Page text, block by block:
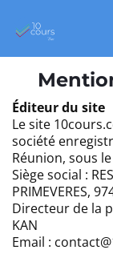
Éditeur du site
Le site
société
Réunion, sous
Siège social :
PRIMEVERES,
Directeur de la
KAN
Email :